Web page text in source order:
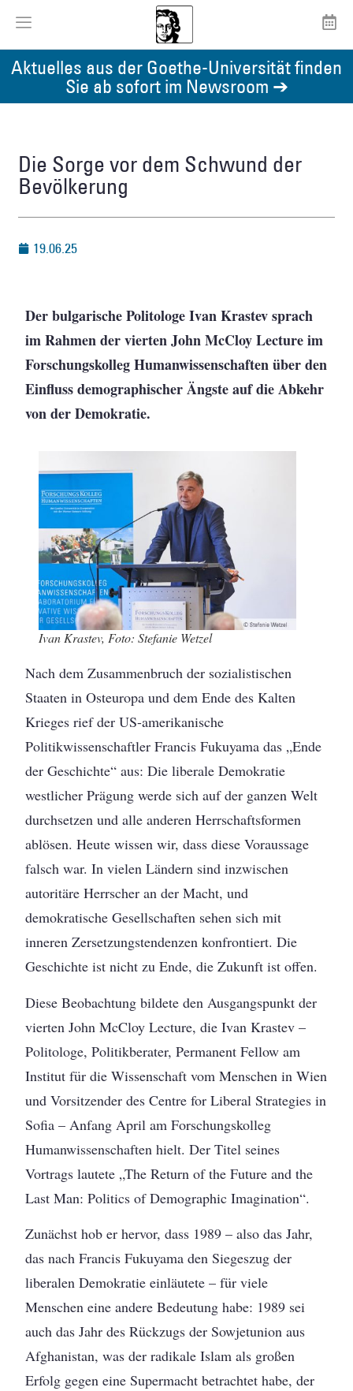
Aktuelles aus der Goethe-Universität finden
Sie ab sofort im Newsroom ➔
Die Sorge vor dem Schwund der
Bevölkerung
19.06.25
Der bulgarische Politologe Ivan Krastev sprach
im Rahmen der vierten John McCloy Lecture im
Forschungskolleg Humanwissenschaften über den
Einfluss demographischer Ängste auf die Abkehr
von der Demokratie.
Ivan Krastev, Foto: Stefanie Wetzel
Nach dem Zusammenbruch der sozialistischen
Staaten in Osteuropa und dem Ende des Kalten
Krieges rief der US-amerikanische
Politikwissenschaftler Francis Fukuyama das „Ende
der Geschichte“ aus: Die liberale Demokratie
westlicher Prägung werde sich auf der ganzen Welt
durchsetzen und alle anderen Herrschaftsformen
ablösen. Heute wissen wir, dass diese Voraussage
falsch war. In vielen Ländern sind inzwischen
autoritäre Herrscher an der Macht, und
demokratische Gesellschaften sehen sich mit
inneren Zersetzungstendenzen konfrontiert. Die
Geschichte ist nicht zu Ende, die Zukunft ist offen.
Diese Beobachtung bildete den Ausgangspunkt der
vierten John McCloy Lecture, die Ivan Krastev –
Politologe, Politikberater, Permanent Fellow am
Institut für die Wissenschaft vom Menschen in Wien
und Vorsitzender des Centre for Liberal Strategies in
Sofia – Anfang April am Forschungskolleg
Humanwissenschaften hielt. Der Titel seines
Vortrags lautete „The Return of the Future and the
Last Man: Politics of Demographic Imagination“.
Zunächst hob er hervor, dass 1989 – also das Jahr,
das nach Francis Fukuyama den Siegeszug der
liberalen Demokratie einläutete – für viele
Menschen eine andere Bedeutung habe: 1989 sei
auch das Jahr des Rückzugs der Sowjetunion aus
Afghanistan, was der radikale Islam als großen
Erfolg gegen eine Supermacht betrachtet habe, der